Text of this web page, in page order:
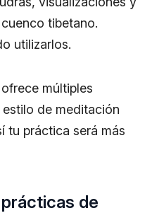
tibetano.
utilizarlos.
múltiples
de meditación
tu práctica será más
de